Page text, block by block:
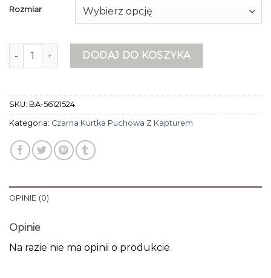
Rozmiar
ilość czarna kurtka puchowa z kapturem
DODAJ DO KOSZYKA
SKU: BA-56121524
Kategoria: Czarna Kurtka Puchowa Z Kapturem
OPINIE (0)
Opinie
Na razie nie ma opinii o produkcie.